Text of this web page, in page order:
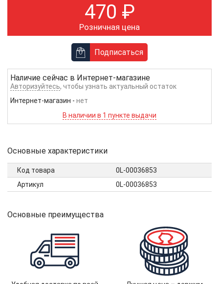
470 ₽
Розничная цена
Подписаться
Наличие сейчас в Интернет-магазине
Авторизуйтесь, чтобы узнать актуальный остаток
Интернет-магазин - нет
В наличии в 1 пункте выдачи
Основные характеристики
Код товара
0L-00036853
Артикул
0L-00036853
Основные преимущества